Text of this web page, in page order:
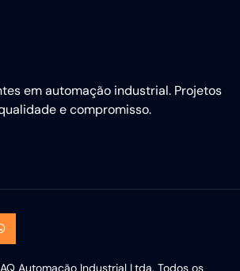
em automação industrial. Projetos
e compromisso.
Automação Industrial Ltda. Todos os